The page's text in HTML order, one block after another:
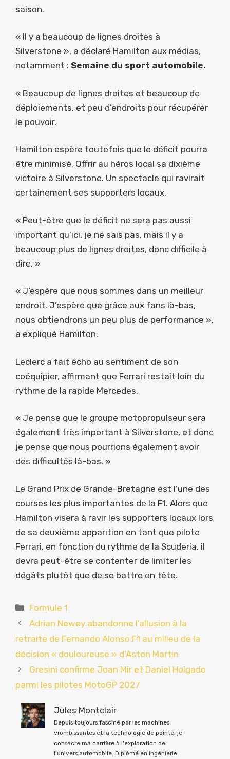
saison.
« Il y a beaucoup de lignes droites à
Silverstone », a déclaré Hamilton aux médias,
notamment : Semaine du sport automobile.
« Beaucoup de lignes droites et beaucoup de
déploiements, et peu d’endroits pour récupérer
le pouvoir.
Hamilton espère toutefois que le déficit pourra
être minimisé. Offrir au héros local sa dixième
victoire à Silverstone. Un spectacle qui ravirait
certainement ses supporters locaux.
« Peut-être que le déficit ne sera pas aussi
important qu’ici, je ne sais pas, mais il y a
beaucoup plus de lignes droites, donc difficile à
dire. »
« J’espère que nous sommes dans un meilleur
endroit. J’espère que grâce aux fans là-bas,
nous obtiendrons un peu plus de performance »,
a expliqué Hamilton.
Leclerc a fait écho au sentiment de son
coéquipier, affirmant que Ferrari restait loin du
rythme de la rapide Mercedes.
« Je pense que le groupe motopropulseur sera
également très important à Silverstone, et donc
je pense que nous pourrions également avoir
des difficultés là-bas. »
Le Grand Prix de Grande-Bretagne est l’une des
courses les plus importantes de la F1. Alors que
Hamilton visera à ravir les supporters locaux lors
de sa deuxième apparition en tant que pilote
Ferrari, en fonction du rythme de la Scuderia, il
devra peut-être se contenter de limiter les
dégâts plutôt que de se battre en tête.
Catégories
Formule 1
Adrian Newey abandonne l’allusion à la
retraite de Fernando Alonso F1 au milieu de la
décision « douloureuse » d’Aston Martin
Gresini confirme Joan Mir et Daniel Holgado
parmi les pilotes MotoGP 2027
Jules Montclair
Depuis toujours fasciné par les machines
vrombissantes et la technologie de pointe, je
consacre ma carrière à l'exploration de
l'univers automobile. Diplômé en ingénierie